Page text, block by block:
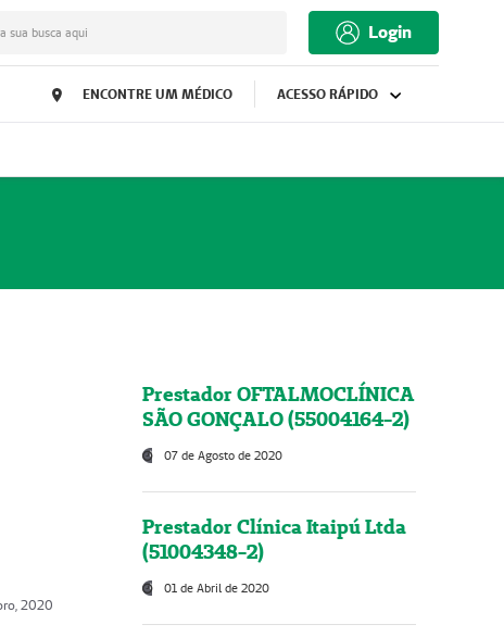
sua busca aqui Login
ENCONTRE UM MÉDICO ACESSO RÁPIDO
2020
Prestador OFTALMOCLÍNICA
SÃO GONÇALO (55004164-2)
07 de Agosto de 2020
Prestador Clínica Itaipú Ltda
(51004348-2)
01 de Abril de 2020